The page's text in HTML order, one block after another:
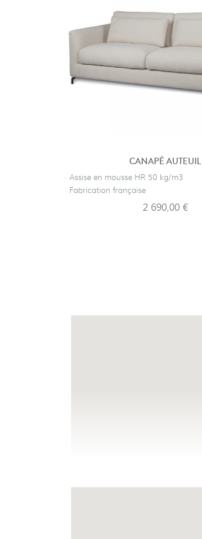
CANAPÉ AUTEUIL
· Assise en mousse HR 50 kg/m3
· Fabrication française
2 690,00 €